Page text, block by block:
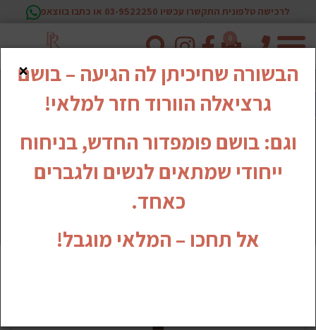
לרכישה טלפונית התקשרו עכשיו 03-9522250 או כתבו בווצאפ
טלפון
0
×
הבשורה שחיכיתן לה הגיעה – בושם
גרציאלה הוורוד חזר למלאי!
וגם: בושם פומפדור החדש, בניחוח
ייחודי שמתאים לנשים ולגברים
כאחד.
אל תחכו – המלאי מוגבל!